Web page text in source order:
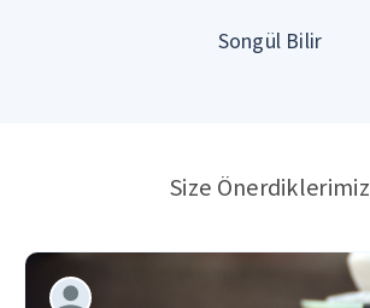
Songül Bilir
Size Önerdiklerimiz